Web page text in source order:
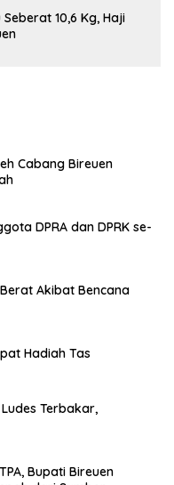
10,6 Kg, Haji
Cabang Bireuen
DPRA dan DPRK se-
Akibat Bencana
Hadiah Tas
Terbakar,
Bupati Bireuen